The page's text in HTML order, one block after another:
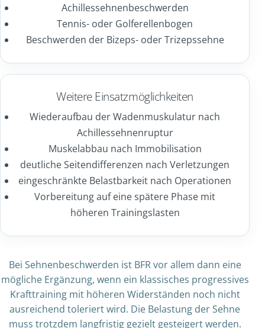
Achillessehnenbeschwerden
Tennis- oder Golferellenbogen
Beschwerden der Bizeps- oder Trizepssehne
Weitere Einsatzmöglichkeiten
Wiederaufbau der Wadenmuskulatur nach
Achillessehnenruptur
Muskelabbau nach Immobilisation
deutliche Seitendifferenzen nach Verletzungen
eingeschränkte Belastbarkeit nach Operationen
Vorbereitung auf eine spätere Phase mit
höheren Trainingslasten
Bei Sehnenbeschwerden ist BFR vor allem dann eine
mögliche Ergänzung, wenn ein klassisches progressives
Krafttraining mit höheren Widerständen noch nicht
ausreichend toleriert wird. Die Belastung der Sehne
muss trotzdem langfristig gezielt gesteigert werden.